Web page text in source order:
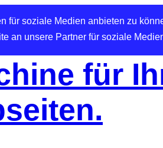
soziale Medien anbieten zu
an unsere Partner für soziale
für